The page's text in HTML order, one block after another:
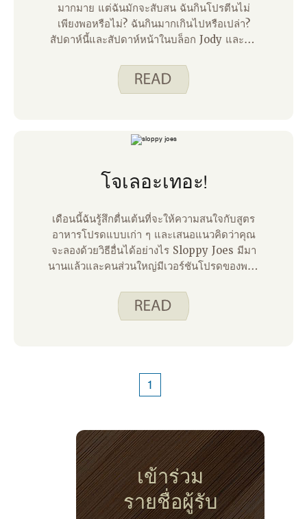
มากมาย แต่ฉันมักจะสับสน ฉันกินโปรตีนไม่
เพียงพอหรือไม่? ฉันกินมากเกินไปหรือเปล่า?
สัปดาห์นี้และสัปดาห์หน้าในบล็อก Jody และฉัน
เพื่อช่วยให้เราทุกคนเข้าใจหัวข้อนี้ได้ดีขึ้น
โจเลอะเทอะ!
เดือนนี้ฉันรู้สึกตื่นเต้นที่จะให้ความสนใจกับสูตร
อาหารโปรดแบบเก่า ๆ และเสนอแนวคิดว่าคุณ
จะลองด้วยวิธีอื่นได้อย่างไร Sloppy Joes มีมา
นานแล้วและคนส่วนใหญ่มีเวอร์ชันโปรดของพวก
สูตรนี้มีรสชาติเหมือนซอสมะเขือเทศและ
มัสตาร์ดมากกว่าซอสบาร์บีคิวหรือซอสมะเขือ
1
เข้าร่วม
รายชื่อผู้รับ